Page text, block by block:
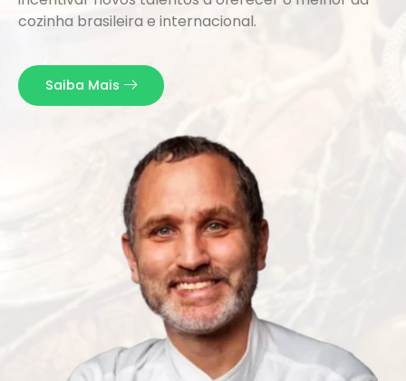
cozinha brasileira e internacional.
Saiba Mais